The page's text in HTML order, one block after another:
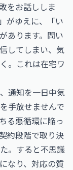
をお話ししま
がゆえに、「い
あります。問い
してしまい、気
。これは在宅ワ
通知を一日中気
手放せませんで
る悪循環に陥っ
約段階で取り決
。すると不思議
なり、対応の質